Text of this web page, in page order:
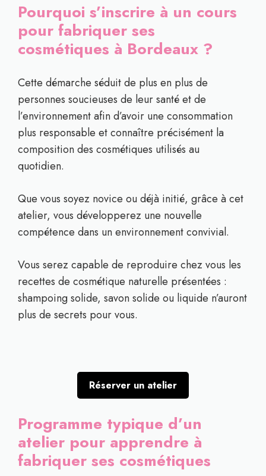
Pourquoi s’inscrire à un cours
pour fabriquer ses
cosmétiques à Bordeaux ?
Cette démarche séduit de plus en plus de
personnes soucieuses de leur santé et de
l’environnement afin d’avoir une consommation
plus responsable et connaître précisément la
composition des cosmétiques utilisés au
quotidien.
Que vous soyez novice ou déjà initié, grâce à cet
atelier, vous développerez une nouvelle
compétence dans un environnement convivial.
Vous serez capable de reproduire chez vous les
recettes de cosmétique naturelle présentées :
shampoing solide, savon solide ou liquide n’auront
plus de secrets pour vous.
Réserver un atelier
Programme typique d’un
atelier pour apprendre à
fabriquer ses cosmétiques